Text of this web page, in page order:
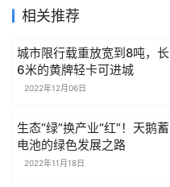
相关推荐
城市限行载重放宽到8吨，长
6米的黄牌轻卡可进城
2022年12月06日
生态“绿”换产业“红”！天鹅蓄
电池的绿色发展之路
2022年11月18日